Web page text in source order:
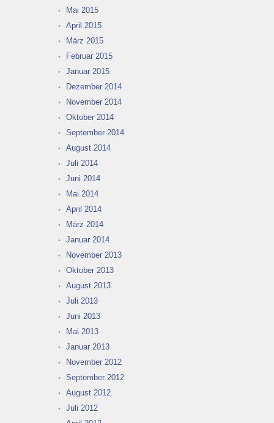
Mai 2015
April 2015
März 2015
Februar 2015
Januar 2015
Dezember 2014
November 2014
Oktober 2014
September 2014
August 2014
Juli 2014
Juni 2014
Mai 2014
April 2014
März 2014
Januar 2014
November 2013
Oktober 2013
August 2013
Juli 2013
Juni 2013
Mai 2013
Januar 2013
November 2012
September 2012
August 2012
Juli 2012